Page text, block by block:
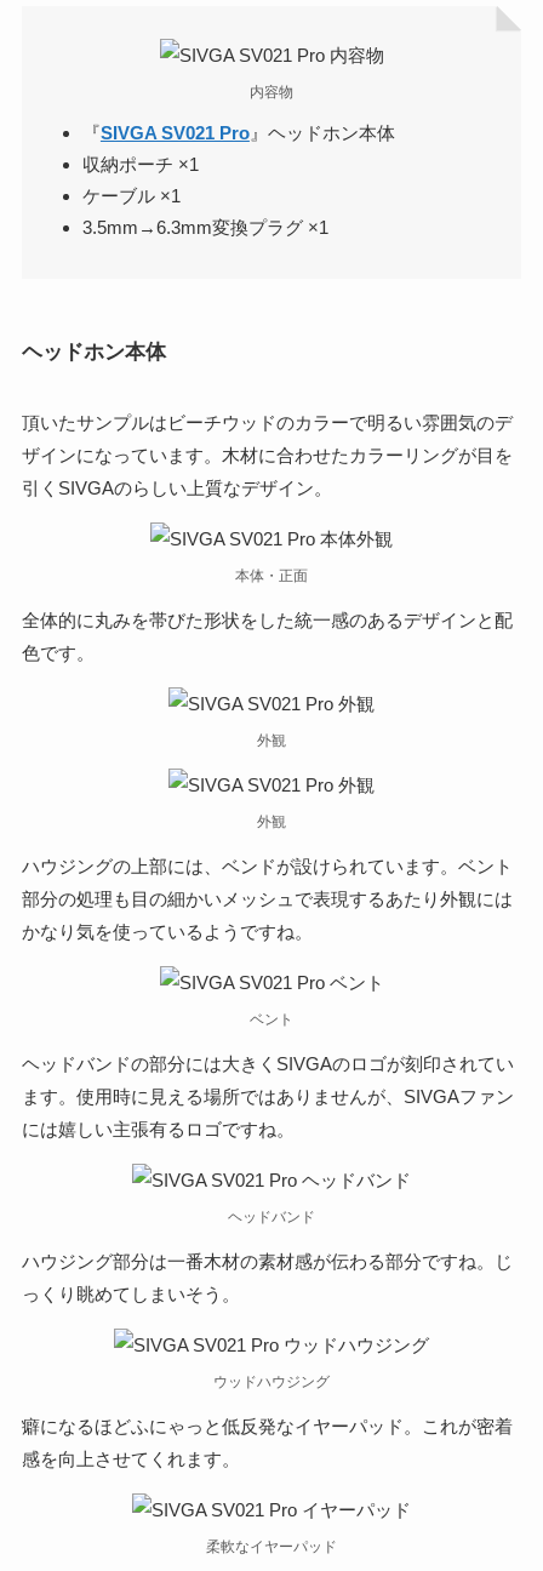
内容物
『SIVGA SV021 Pro』ヘッドホン本体
収納ポーチ ×1
ケーブル ×1
3.5mm→6.3mm変換プラグ ×1
ヘッドホン本体
頂いたサンプルはビーチウッドのカラーで明るい雰囲気のデ
ザインになっています。木材に合わせたカラーリングが目を
引くSIVGAのらしい上質なデザイン。
本体・正面
全体的に丸みを帯びた形状をした統一感のあるデザインと配
色です。
外観
外観
ハウジングの上部には、ベンドが設けられています。ベント
部分の処理も目の細かいメッシュで表現するあたり外観には
かなり気を使っているようですね。
ベント
ヘッドバンドの部分には大きくSIVGAのロゴが刻印されてい
ます。使用時に見える場所ではありませんが、SIVGAファン
には嬉しい主張有るロゴですね。
ヘッドバンド
ハウジング部分は一番木材の素材感が伝わる部分ですね。じ
っくり眺めてしまいそう。
ウッドハウジング
癖になるほどふにゃっと低反発なイヤーパッド。これが密着
感を向上させてくれます。
柔軟なイヤーパッド